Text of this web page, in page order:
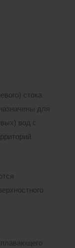
стока
для
вод с
плавающего